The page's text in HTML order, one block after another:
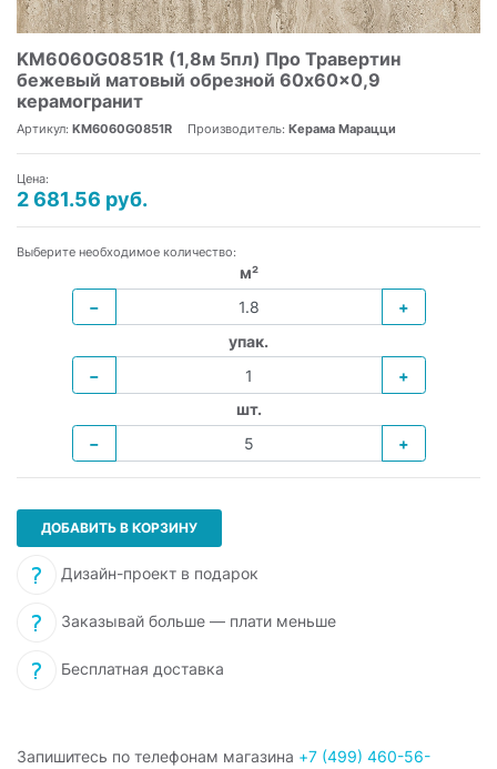
KM6060G0851R (1,8м 5пл) Про Травертин
бежевый матовый обрезной 60x60x0,9
керамогранит
Артикул: KM6060G0851R Производитель: Керама Марацци
Цена:
2 681.56 руб.
Выберите необходимое количество:
м²
−
+
упак.
−
+
шт.
−
+
ДОБАВИТЬ В КОРЗИНУ
Дизайн-проект в подарок
Заказывай больше — плати меньше
Бесплатная доставка
Запишитесь по телефонам магазина +7 (499) 460-56-